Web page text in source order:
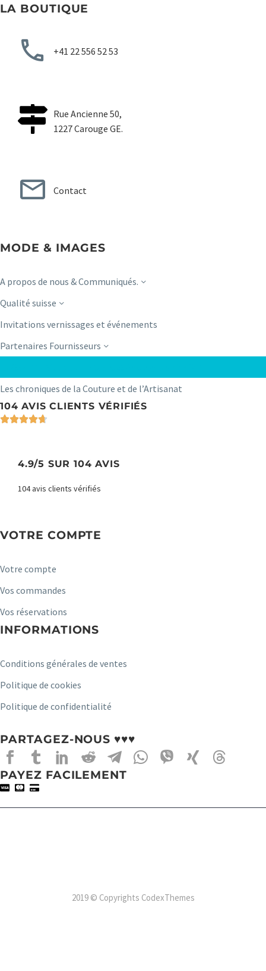
LA BOUTIQUE
+41 22 556 52 53
Rue Ancienne 50,
1227 Carouge GE.
Contact
MODE & IMAGES
A propos de nous & Communiqués.
Qualité suisse
Invitations vernissages et événements
Partenaires Fournisseurs
Les chroniques de la Couture et de l’Artisanat
104 AVIS CLIENTS VÉRIFIÉS
4.9/5 SUR 104 AVIS
104 avis clients vérifiés
VOTRE COMPTE
Votre compte
Vos commandes
Vos réservations
INFORMATIONS
Conditions générales de ventes
Politique de cookies
Politique de confidentialité
PARTAGEZ-NOUS ♥♥♥
PAYEZ FACILEMENT
2019 © Copyrights CodexThemes